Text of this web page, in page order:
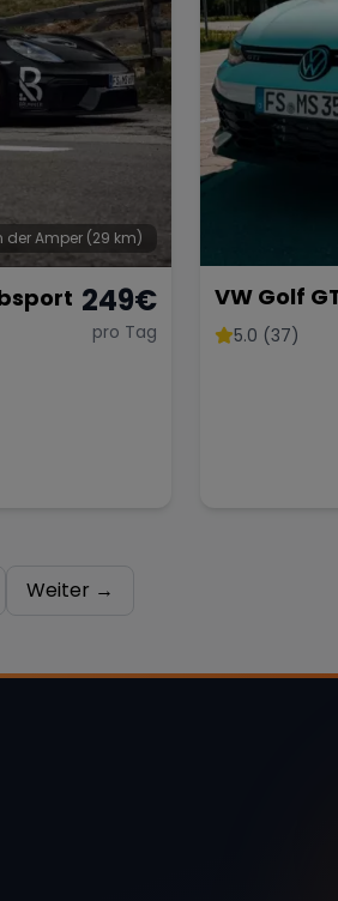
der Amper (29 km)
249€
pro Tag
VW Golf
5.0 (37)
Weiter →